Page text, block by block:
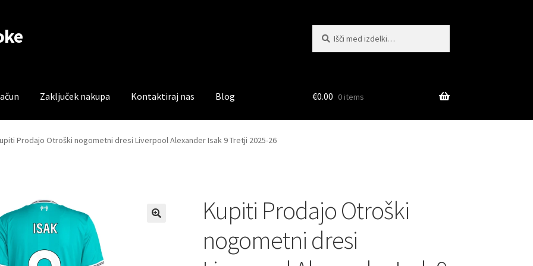
Zaključek nakupa Kontaktiraj nas Blog
Trgovina Zaključek nakupa
€0.00 0 items
Prodajo Otroški nogometni dresi Liverpool Alexander Isak 9 Tretji 2025-26
Kupiti Prodajo Otroški
nogometni dresi